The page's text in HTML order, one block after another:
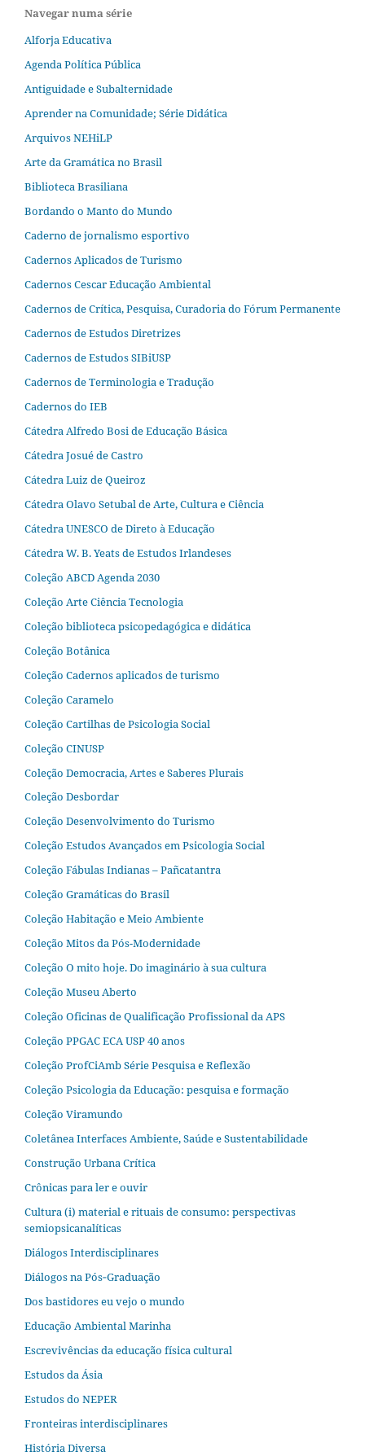
Navegar numa série
Alforja Educativa
Agenda Política Pública
Antiguidade e Subalternidade
Aprender na Comunidade; Série Didática
Arquivos NEHiLP
Arte da Gramática no Brasil
Biblioteca Brasiliana
Bordando o Manto do Mundo
Caderno de jornalismo esportivo
Cadernos Aplicados de Turismo
Cadernos Cescar Educação Ambiental
Cadernos de Crítica, Pesquisa, Curadoria do Fórum Permanente
Cadernos de Estudos Diretrizes
Cadernos de Estudos SIBiUSP
Cadernos de Terminologia e Tradução
Cadernos do IEB
Cátedra Alfredo Bosi de Educação Básica
Cátedra Josué de Castro
Cátedra Luiz de Queiroz
Cátedra Olavo Setubal de Arte, Cultura e Ciência
Cátedra UNESCO de Direto à Educação
Cátedra W. B. Yeats de Estudos Irlandeses
Coleção ABCD Agenda 2030
Coleção Arte Ciência Tecnologia
Coleção biblioteca psicopedagógica e didática
Coleção Botânica
Coleção Cadernos aplicados de turismo
Coleção Caramelo
Coleção Cartilhas de Psicologia Social
Coleção CINUSP
Coleção Democracia, Artes e Saberes Plurais
Coleção Desbordar
Coleção Desenvolvimento do Turismo
Coleção Estudos Avançados em Psicologia Social
Coleção Fábulas Indianas – Pañcatantra
Coleção Gramáticas do Brasil
Coleção Habitação e Meio Ambiente
Coleção Mitos da Pós-Modernidade
Coleção O mito hoje. Do imaginário à sua cultura
Coleção Museu Aberto
Coleção Oficinas de Qualificação Profissional da APS
Coleção PPGAC ECA USP 40 anos
Coleção ProfCiAmb Série Pesquisa e Reflexão
Coleção Psicologia da Educação: pesquisa e formação
Coleção Viramundo
Coletânea Interfaces Ambiente, Saúde e Sustentabilidade
Construção Urbana Crítica
Crônicas para ler e ouvir
Cultura (i) material e rituais de consumo: perspectivas
semiopsicanalíticas
Diálogos Interdisciplinares
Diálogos na Pós‐Graduação
Dos bastidores eu vejo o mundo
Educação Ambiental Marinha
Escrevivências da educação física cultural
Estudos da Ásia​
Estudos do NEPER
Fronteiras interdisciplinares
História Diversa